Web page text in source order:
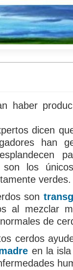
haber
dicen
han
son los
verdes.
son
al mezclar
de
cerdos
en la